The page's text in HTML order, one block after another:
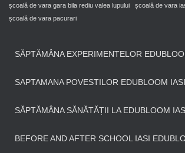
școală de vara gara bila rediu valea lupului
școală de vara
școală de vara pacurari
SĂPTĂMÂNA EXPERIMENTELOR
SAPTAMANA POVESTILOR EDUBLOOM IASI
SĂPTĂMÂNA SĂNĂTĂȚII LA EDUBLOOM
BEFORE AND AFTER SCHOOL IASI